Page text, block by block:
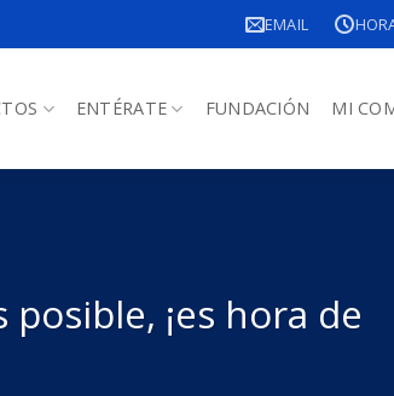
EMAIL
ENTÉRATE FUNDACIÓN MI
¡es hora de